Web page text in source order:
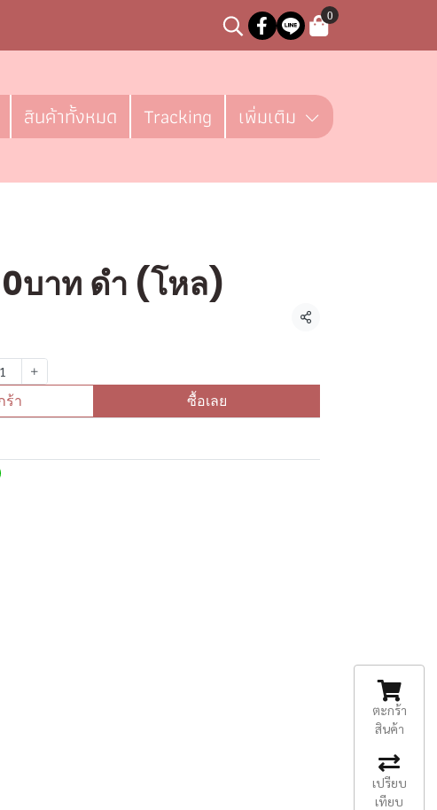
0
สินค้าทั้งหมด Tracking เพิ่มเติม
บาท ดำ (โหล)
แชร์
ร้า ซื้อเลย
ตะกร้า
สินค้า
เปรียบ
เทียบ